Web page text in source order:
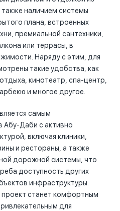
наличием системы
плана, встроенных
премиальной сантехники,
или террасы, в
Наряду с этим, для
такие удобства, как
кинотеатр, спа-центр,
и многое другое.
самым
Абу-Даби с активно
включая клиники,
и рестораны, а также
дорожной системы, что
доступность других
инфраструктуры.
станет комфортным
для